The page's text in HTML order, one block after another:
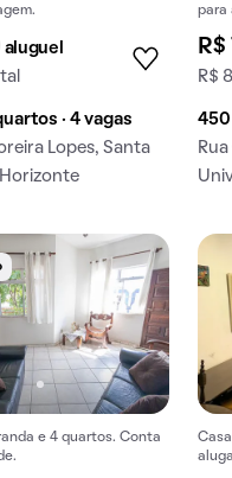
aluguel
· 4 vagas
Lopes, Santa
Horizonte
para
R$
450
e 4 quartos. Conta